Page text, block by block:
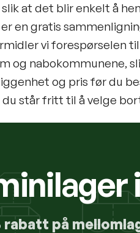
at det blir enkelt å
en gratis
vi forespørselen
og nabokommunene,
og pris før du
du står fritt til å velge
rabatt på